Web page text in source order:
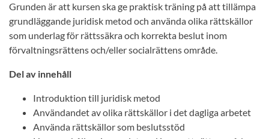
Grunden är att kursen ska ge praktisk träning på att tillämpa
grundläggande juridisk metod och använda olika rättskällor
som underlag för rättssäkra och korrekta beslut inom
förvaltningsrättens och/eller socialrättens område.
Del av innehåll
Introduktion till juridisk metod
Användandet av olika rättskällor i det dagliga arbetet
Använda rättskällor som beslutsstöd